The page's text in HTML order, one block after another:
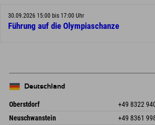
30.09.2026 15:00 bis 17:00 Uhr
Führung auf die Olympiaschanze
Deutschland
Oberstdorf +49 8322
An der Breitach 3
Adresse
Neuschwanstein +49 8361